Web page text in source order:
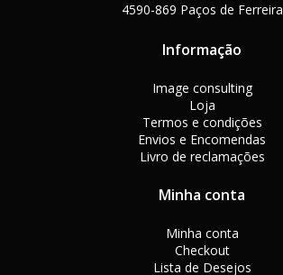
4590-869 Paços de Ferreira
Informação
Image consulting
Loja
Termos e condições
Envios e Encomendas
Livro de reclamações
Minha conta
Minha conta
Checkout
Lista de Desejos